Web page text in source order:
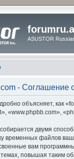
ASUSTOR
- Соглашение
объясняет, как
«www.phpbb.com»,
двумя
временных файлов
вам
повышая таким